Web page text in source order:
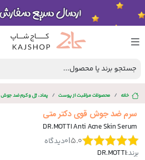
جستجو برند یا محصول...
خانه محصولات مراقبت از پوست پماد، ژل و کرم ضد جوش
سرم ضد جوش قوی دکتر متی
DR.MOTTI Anti Acne Skin Serum
5.0
|
0دیدگاه
برند:DR.MOTTI